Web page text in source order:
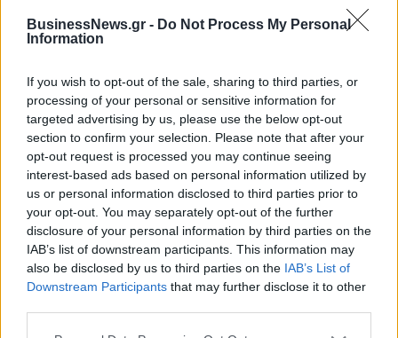
BusinessNews.gr - Do Not Process My Personal
Information
If you wish to opt-out of the sale, sharing to third parties, or
processing of your personal or sensitive information for
targeted advertising by us, please use the below opt-out
section to confirm your selection. Please note that after your
opt-out request is processed you may continue seeing
interest-based ads based on personal information utilized by
us or personal information disclosed to third parties prior to
your opt-out. You may separately opt-out of the further
disclosure of your personal information by third parties on the
IAB’s list of downstream participants. This information may
also be disclosed by us to third parties on the IAB’s List of
Downstream Participants that may further disclose it to other
07/08/2026 - 09:39 ΠΟΛΙΤΙΚΗ
και Ενημέρωσης με το ΕΙΕ
07/08/2026 - 09:22 ΠΟΛΙΤΙΚΗ
Ταϊλάνδη: Επτά νεκροί, 15 τραυματίες από
πυροβολισμούς σε σχολείο - Αυτοκτόνησε ο δράστης
Πειραιάς: Κορυφώνεται η έξοδος των αδειούχων
του Αυγούστου
07/08/2026 - 08:54 ΕΛΛΑΔΑ
Υψηλός κίνδυνος πυρκαγιάς σήμερα σε Αττική,
Κρήτη, Πελοπόννησο, Εύβοια και νησιά του Αιγαίου